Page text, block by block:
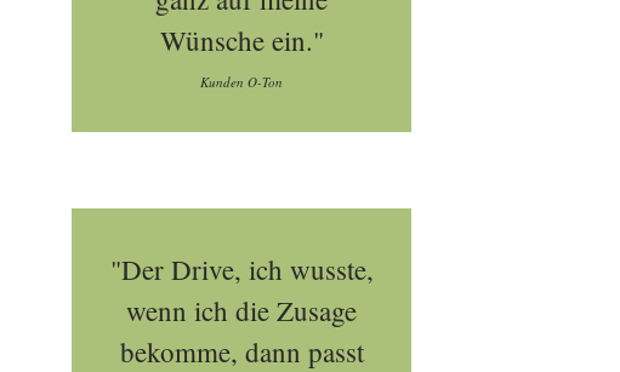
Wünsche ein."
Kunden O-Ton
"Der Drive, ich wusste,
wenn ich die Zusage
bekomme, dann passt